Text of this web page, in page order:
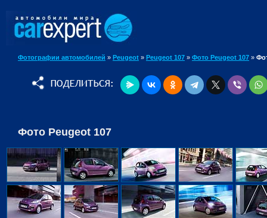
Фотографии автомобилей » Peugeot » Peugeot 107 » Фото Peugeot 107 »
Фото Peugeot 107